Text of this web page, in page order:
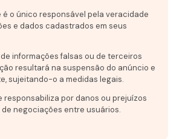
é o único responsável pela veracidade
e dados cadastrados em seus
informações falsas ou de terceiros
resultará na suspensão do anúncio e
sujeitando-o a medidas legais.
responsabiliza por danos ou prejuízos
negociações entre usuários.